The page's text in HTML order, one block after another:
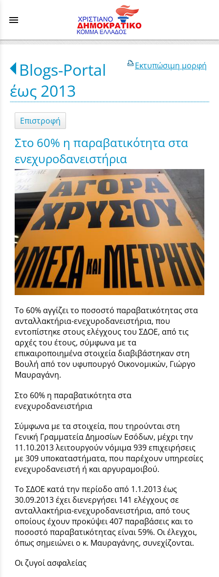
menu
Εκτυπώσιμη μορφή
Blogs-Portal
έως 2013
Επιστροφή
Στο 60% η παραβατικότητα στα
ενεχυροδανειστήρια
Το 60% αγγίζει το ποσοστό παραβατικότητας στα
ανταλλακτήρια-ενεχυροδανειστήρια, που
εντοπίστηκε στους ελέγχους του ΣΔΟΕ, από τις
αρχές του έτους, σύμφωνα με τα
επικαιροποιημένα στοιχεία διαβιβάστηκαν στη
Βουλή από τον υφυπουργό Οικονομικών, Γιώργο
Μαυραγάνη.
Στο 60% η παραβατικότητα στα
ενεχυροδανειστήρια
Σύμφωνα με τα στοιχεία, που τηρούνται στη
Γενική Γραμματεία Δημοσίων Εσόδων, μέχρι την
11.10.2013 λειτουργούν νόμιμα 939 επιχειρήσεις
με 309 υποκαταστήματα, που παρέχουν υπηρεσίες
ενεχυροδανειστή ή και αργυραμοιβού.
Το ΣΔΟΕ κατά την περίοδο από 1.1.2013 έως
30.09.2013 έχει διενεργήσει 141 ελέγχους σε
ανταλλακτήρια-ενεχυροδανειστήρια, από τους
οποίους έχουν προκύψει 407 παραβάσεις και το
ποσοστό παραβατικότητας είναι 59%. Οι έλεγχοι,
όπως σημειώνει ο κ. Μαυραγάνης, συνεχίζονται.
Οι ζυγοί ασφαλείας